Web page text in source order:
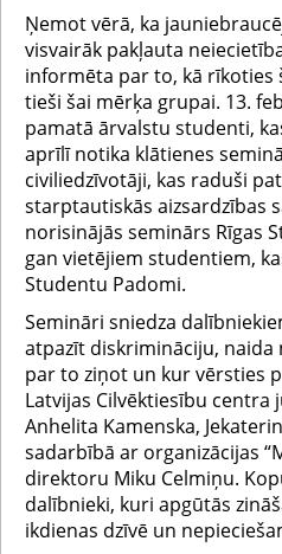
Ņemot vērā, ka
visvairāk pakļauta
informēta par to, kā
tieši šai mērķa grupai. 13.
pamatā ārvalstu studenti,
aprīlī notika klātienes
civiliedzīvotāji, kas raduši
starptautiskās aizsardzības
norisinājās seminārs Rīgas
gan vietējiem studentiem,
Studentu Padomi.
Semināri sniedza
atpazīt diskrimināciju,
par to ziņot un kur vērsties
Latvijas Cilvēktiesību
Anhelita Kamenska,
sadarbībā ar organizācijas
direktoru Miku Celmiņu.
dalībnieki, kuri apgūtās
ikdienas dzīvē un